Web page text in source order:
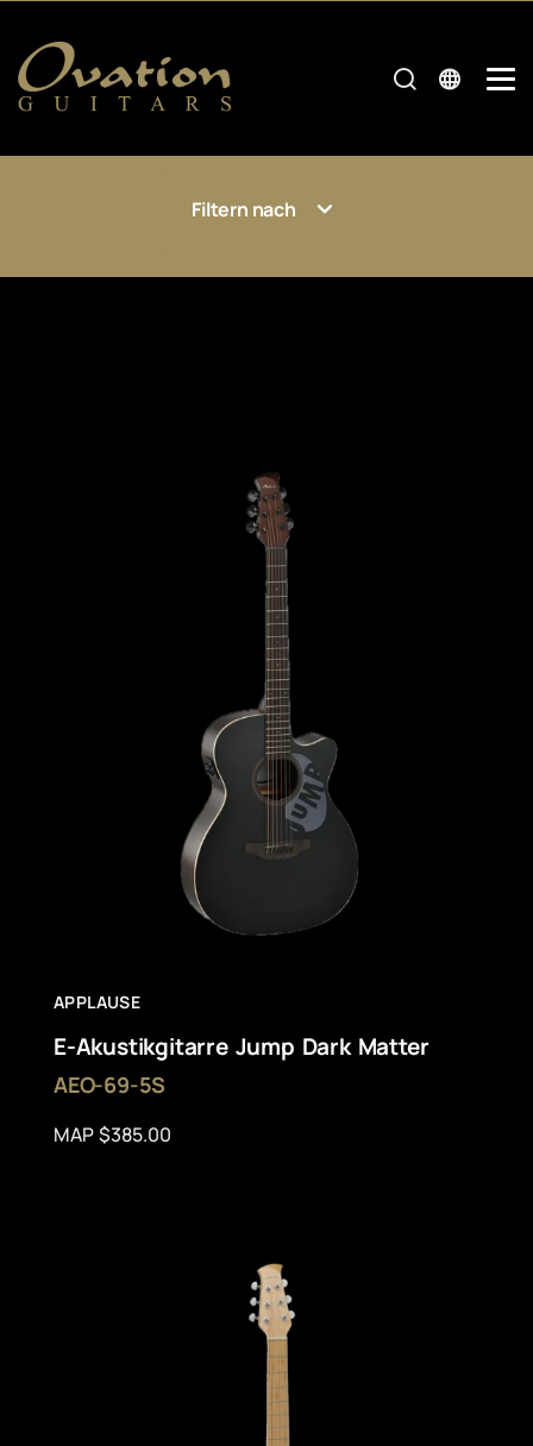
Filtern nach
APPLAUSE
E-Akustikgitarre Jump Dark Matter
AEO-69-5S
MAP $385.00